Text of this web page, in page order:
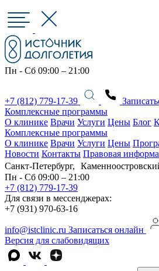
Пн - Сб 09:00 – 21:00
+7 (812) 779-17-39
Комплексные программы
О клинике Врачи Услуги Цены Блог
Комплексные программы
О клинике Врачи Услуги Цены
Новости Контакты Правовая
Санкт-Петербург,
Пн - Сб 09:00 – 21:00
+7 (812) 779-17-39
Для связи в мессенджерах:
+7 (931) 970-63-16
info@istclinic.ru Записаться онлайн
Версия для слабовидящих